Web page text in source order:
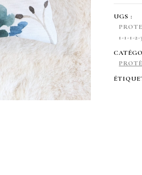
poche
zippé
fond
UGS :
1-1-1-2-3